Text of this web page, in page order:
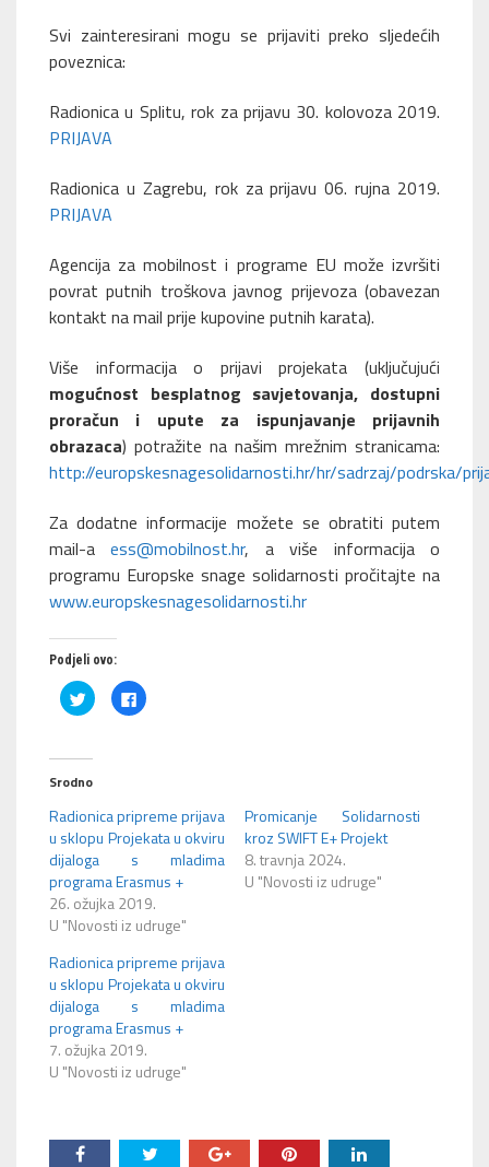
Svi zainteresirani mogu se prijaviti preko sljedećih
poveznica:
Radionica u Splitu, rok za prijavu 30. kolovoza 2019.
PRIJAVA
Radionica u Zagrebu, rok za prijavu 06. rujna 2019.
PRIJAVA
Agencija za mobilnost i programe EU može izvršiti
povrat putnih troškova javnog prijevoza (obavezan
kontakt na mail prije kupovine putnih karata).
Više informacija o prijavi projekata (uključujući
mogućnost besplatnog savjetovanja, dostupni
proračun i upute za ispunjavanje prijavnih
obrazaca) potražite na našim mrežnim stranicama:
http://europskesnagesolidarnosti.hr/hr/sadrzaj/podrska/
Za dodatne informacije možete se obratiti putem
mail-aess@mobilnost.hr, a više informacija o
programu Europske snage solidarnosti pročitajte na
www.europskesnagesolidarnosti.hr
Podjeli ovo:
Podijeli
na
Twitteru
u
prozoru)
Klikom
podijelite
Srodno
Radionica pripreme prijava
u sklopu Projekata u okviru
dijaloga s mladima
programa Erasmus +
26. ožujka 2019.
U "Novosti iz udruge"
Promicanje Solidarnosti
kroz SWIFT E+ Projekt
8. travnja 2024.
U "Novosti iz udruge"
Radionica pripreme prijava
u sklopu Projekata u okviru
dijaloga s mladima
programa Erasmus +
7. ožujka 2019.
U "Novosti iz udruge"